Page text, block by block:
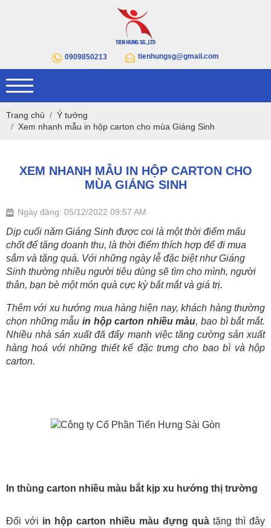
0909850213 tienhungsg@gmail.com
Trang chủ
Ý tưởng
Xem nhanh mẫu in hộp carton cho mùa Giáng Sinh
XEM NHANH MẪU IN HỘP CARTON CHO
MÙA GIÁNG SINH
Ngày đăng: 05/12/2022 09:57 AM
Dịp cuối năm Giáng Sinh được coi là một thời điểm mấu
chốt để tăng doanh thu, là thời điểm thích hợp để đi mua
sắm và tặng quà. Với những ngày lễ đặc biệt như Giáng
Sinh thường nhiều người tiêu dùng sẽ tìm cho mình, người
thân, bạn bè một món quà cực kỳ bắt mắt và giá trị.
Thêm với xu hướng mua hàng hiện nay, khách hàng thường
chọn những mẫu in hộp carton nhiều màu, bao bì bắt mắt.
Nhiều nhà sản xuất đã đẩy mạnh việc tăng cường sản xuất
hàng hoá với những thiết kế đặc trưng cho bao bì và hộp
carton.
In thùng carton nhiều màu bắt kịp xu hướng thị trường
Đối với in hộp carton nhiều màu đựng quà tặng thì đây